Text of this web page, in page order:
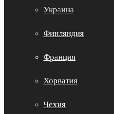
Украина
Финляндия
Франция
Хорватия
Чехия